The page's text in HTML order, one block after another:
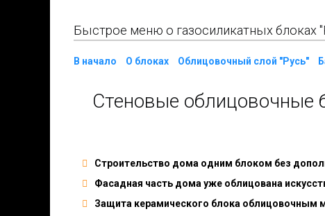
Быстрое меню о газосиликатных блоках
В начало О блоках Облицовочный слой "Русь"
Стеновые облицовочные
Строительство дома одним блоком без
Фасадная часть дома уже облицована
Защита керамического блока облицовочным